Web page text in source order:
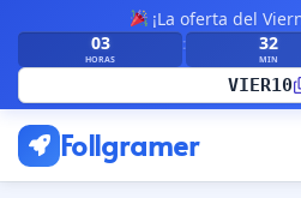
¡La oferta del
03
HORAS
: 32
MIN
VIER10
Follgramer